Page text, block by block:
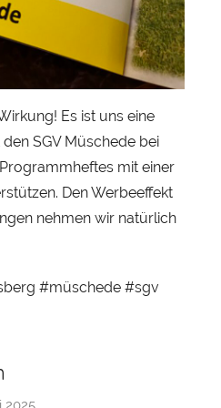
Es ist uns eine
SGV Müschede bei
mit einer
Den Werbeeffekt
nehmen wir natürlich
#müschede #sgv